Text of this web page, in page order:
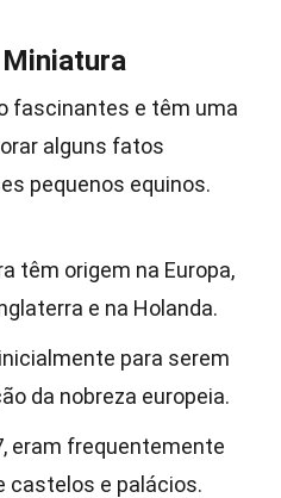
fascinantes e têm uma
alguns fatos
pequenos equinos.
têm origem na Europa,
e na Holanda.
para serem
da nobreza europeia.
eram frequentemente
castelos e palácios.